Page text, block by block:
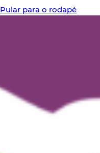
Pular para o rodapé